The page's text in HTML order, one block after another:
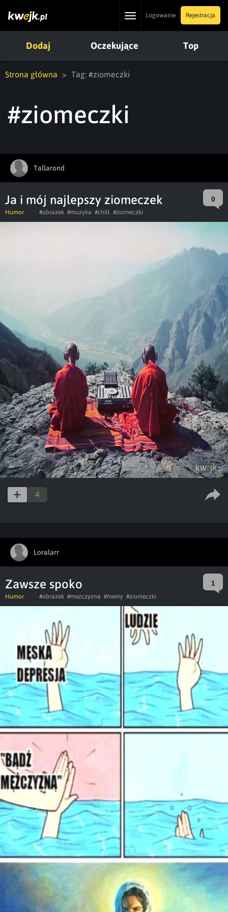
ToggleLogowanie Rejestracja
Dodaj Oczekujące Top
Strona główna Tag: #ziomeczki
#ziomeczki
Tallarond
Ja i mój najlepszy ziomeczek 0
Humor #obrazek #muzyka #chill #ziomeczki
4
Loralarr
Zawsze spoko 1
Humor #obrazek #mezczyzna #memy #ziomeczki